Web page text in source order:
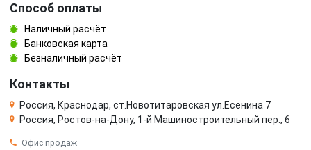
Способ оплаты
Наличный расчёт
Банковская карта
Безналичный расчёт
Контакты
Россия, Краснодар, ст.Новотитаровская ул.Есенина 7
Россия, Ростов-на-Дону, 1-й Машиностроительный пер., 6
Офис продаж